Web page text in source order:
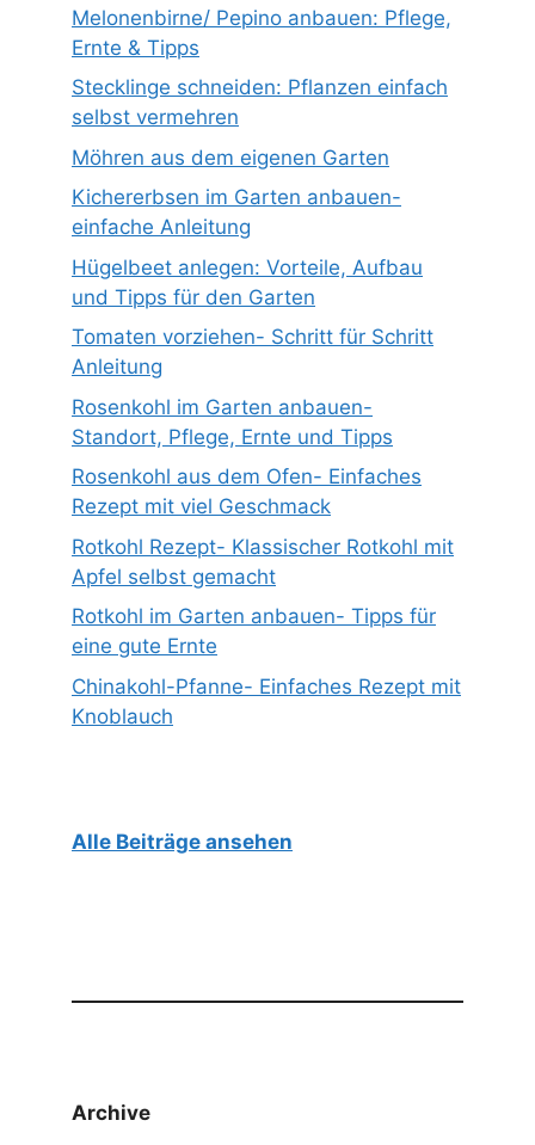
Melonenbirne/ Pepino anbauen: Pflege,
Ernte & Tipps
Stecklinge schneiden: Pflanzen einfach
selbst vermehren
Möhren aus dem eigenen Garten
Kichererbsen im Garten anbauen-
einfache Anleitung
Hügelbeet anlegen: Vorteile, Aufbau
und Tipps für den Garten
Tomaten vorziehen- Schritt für Schritt
Anleitung
Rosenkohl im Garten anbauen-
Standort, Pflege, Ernte und Tipps
Rosenkohl aus dem Ofen- Einfaches
Rezept mit viel Geschmack
Rotkohl Rezept- Klassischer Rotkohl mit
Apfel selbst gemacht
Rotkohl im Garten anbauen- Tipps für
eine gute Ernte
Chinakohl-Pfanne- Einfaches Rezept mit
Knoblauch
Alle Beiträge ansehen
Archive